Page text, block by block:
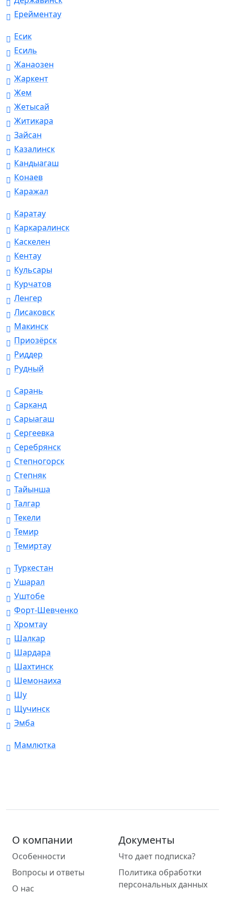
Ерейментау
Есик
Есиль
Жанаозен
Жаркент
Жем
Жетысай
Житикара
Зайсан
Казалинск
Кандыагаш
Конаев
Каражал
Каратау
Каркаралинск
Каскелен
Кентау
Кульсары
Курчатов
Ленгер
Лисаковск
Макинск
Приозёрск
Риддер
Рудный
Сарань
Сарканд
Сарыагаш
Сергеевка
Серебрянск
Степногорск
Степняк
Тайынша
Талгар
Текели
Темир
Темиртау
Туркестан
Ушарал
Уштобе
Форт-Шевченко
Хромтау
Шалкар
Шардара
Шахтинск
Шемонаиха
Шу
Щучинск
Эмба
Мамлютка
О компании
Особенности
Вопросы и ответы
О нас
Документы
Что дает подписка?
Политика обработки
персональных данных